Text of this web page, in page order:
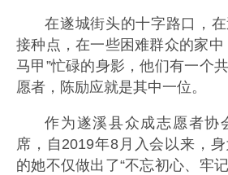
在遂城街头的十字路口，
接种点，在一些困难群众的家中
马甲”忙碌的身影，他们有一个
愿者，陈励应就是其中一位。
作为遂溪县众成志愿者协
席，自2019年8月入会以来，
的她不仅做出了“不忘初心、牢